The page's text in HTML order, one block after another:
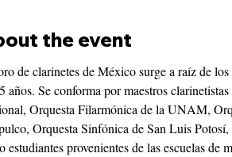
the event
de clarinetes de México surge a raíz de
años. Se conforma por maestros
Orquesta Filarmónica de la UNAM,
Orquesta Sinfónica de San Luis
estudiantes provenientes de las escuelas